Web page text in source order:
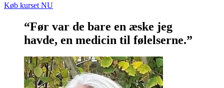
Køb kurset NU
“Før var de bare en æske jeg
havde, en medicin til følelserne.”